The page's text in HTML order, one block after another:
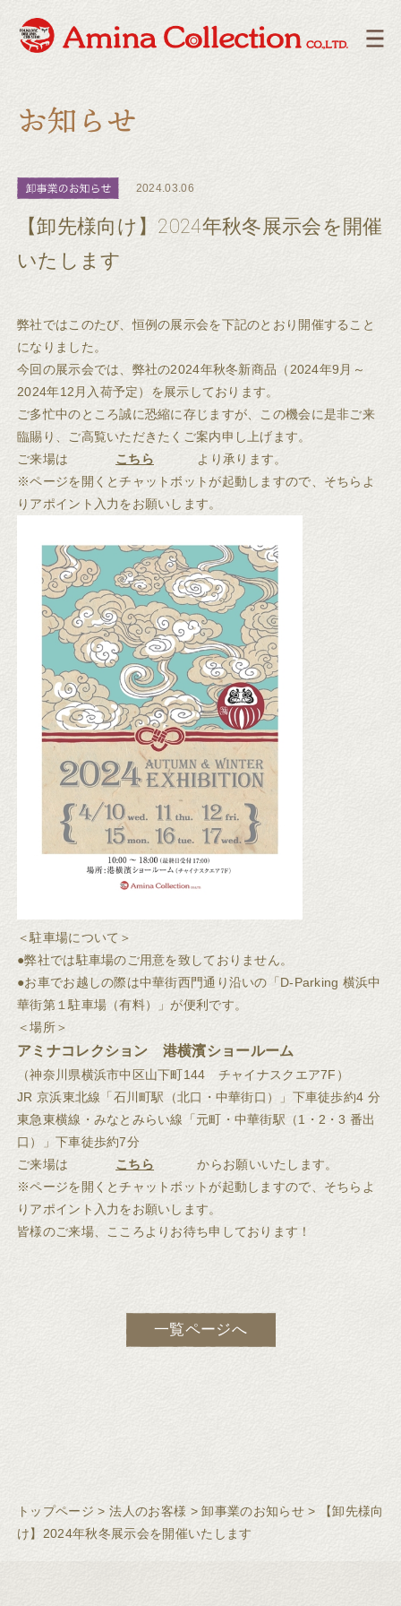
2024.03.06
【卸先様向け】2024年秋冬展示会を開催
いたします
弊社ではこのたび、恒例の展示会を下記のとおり開催すること
になりました。
今回の展示会では、弊社の2024年秋冬新商品（2024年9月～
2024年12月入荷予定）を展示しております。
ご多忙中のところ誠に恐縮に存じますが、この機会に是非ご来
臨賜り、ご高覧いただきたくご案内申し上げます。
ご来場は
こちら
より承ります。
※ページを開くとチャットボットが起動しますので、そちらよ
りアポイント入力をお願いします。
＜駐車場について＞
●弊社では駐車場のご用意を致しておりません。
●お車でお越しの際は中華街西門通り沿いの「D-Parking 横浜中
華街第１駐車場（有料）」が便利です。
＜場所＞
アミナコレクション 港横濱ショールーム
（神奈川県横浜市中区山下町144 チャイナスクエア7F）
JR 京浜東北線「石川町駅（北口・中華街口）」下車徒歩約4 分
東急東横線・みなとみらい線「元町・中華街駅（1・2・3 番出
口）」下車徒歩約7分
ご来場は
こちら
からお願いいたします。
※ページを開くとチャットボットが起動しますので、そちらよ
りアポイント入力をお願いします。
皆様のご来場、こころよりお待ち申しております！
一覧ページへ
トップページ > 法人のお客様 > 卸事業のお知らせ >
【卸先様向
け】2024年秋冬展示会を開催いたします